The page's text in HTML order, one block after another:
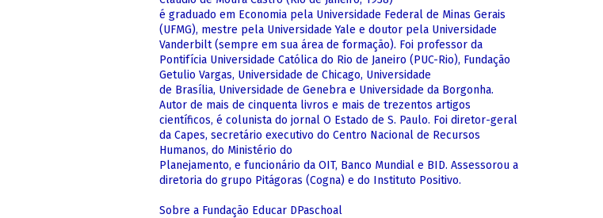
é graduado em Economia pela Universidade Federal de Minas Gerais
(UFMG), mestre pela Universidade Yale e doutor pela Universidade
Vanderbilt (sempre em sua área de formação). Foi professor da
Pontifícia Universidade Católica do Rio de Janeiro (PUC-Rio), Fundação
Getulio Vargas, Universidade de Chicago, Universidade
de Brasília, Universidade de Genebra e Universidade da Borgonha.
Autor de mais de cinquenta livros e mais de trezentos artigos
científicos, é colunista do jornal O Estado de S. Paulo. Foi diretor-geral
da Capes, secretário executivo do Centro Nacional de Recursos
Humanos, do Ministério do
Planejamento, e funcionário da OIT, Banco Mundial e BID. Assessorou a
diretoria do grupo Pitágoras (Cogna) e do Instituto Positivo.
Sobre a Fundação Educar DPaschoal